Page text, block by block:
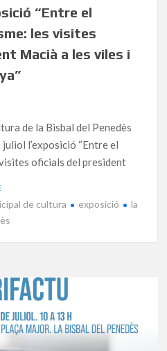
“Entre el
les visites
Macià a les viles i
de la Bisbal del Penedès
l’exposició “Entre el
oficials del president
de cultura exposició
la